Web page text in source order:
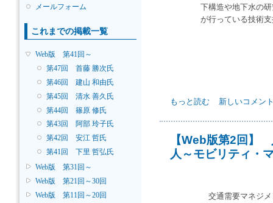
メールフォーム
これまでの掲載一覧
Web版 第41回～
第47回 首藤 勝次氏
第46回 建山 和由氏
第45回 清水 善久氏
第44回 篠原 修氏
第43回 阿部 玲子氏
第42回 安江 哲氏
第41回 下里 哲弘氏
Web版 第31回～
Web版 第21回～30回
Web版 第11回～20回
下構造や地下水の
が行っている技術
【Web版第3回】 古都1200年
もっと読む 新しいコメン
【Web版第2回】
人～モビリティ・
交通需要マネジメ